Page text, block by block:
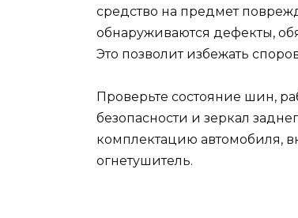
средство на предмет
обнаруживаются дефекты,
Это позволит избежать
Проверьте состояние шин,
безопасности и зеркал
комплектацию автомобиля,
огнетушитель.